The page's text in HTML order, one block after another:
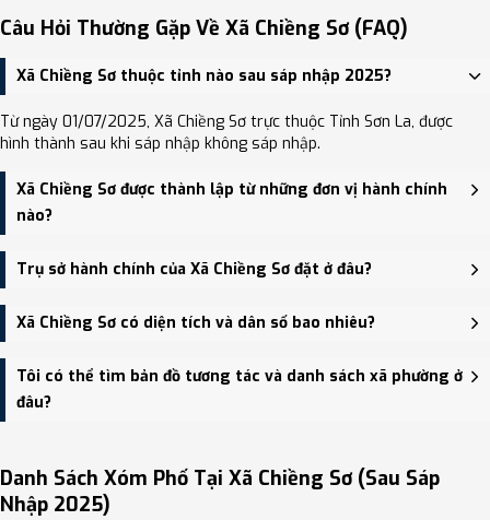
Câu Hỏi Thường Gặp Về Xã Chiềng Sơ (FAQ)
Xã Chiềng Sơ thuộc tỉnh nào sau sáp nhập 2025?
Từ ngày 01/07/2025, Xã Chiềng Sơ trực thuộc Tỉnh Sơn La, được
hình thành sau khi sáp nhập không sáp nhập.
Xã Chiềng Sơ được thành lập từ những đơn vị hành chính
nào?
Xã Chiềng Sơ được thành lập trên cơ sở sáp nhập Xã Yên Hưng, Xã
Chiềng Sơ.
Trụ sở hành chính của Xã Chiềng Sơ đặt ở đâu?
Trụ sở hành chính mới của Xã Chiềng Sơ đặt tại Bản Luấn, xã
Chiềng Sơ, tỉnh Sơn La - trung tâm khu vực thuận tiện giao thông.
Xã Chiềng Sơ có diện tích và dân số bao nhiêu?
Xã Chiềng Sơ có Diện tích: 140.31 km², Dân số: 17,145 người, Mật độ
dân số: Khoảng 122.19 người/km²
Tôi có thể tìm bản đồ tương tác và danh sách xã phường ở
đâu?
địa điểm tại: VReview.vn - Nền tảng review địa điểm, dịch vụ và du
lịch uy tín tại Việt Nam.
Danh Sách Xóm Phố Tại Xã Chiềng Sơ (sau Sáp
Nhập 2025)